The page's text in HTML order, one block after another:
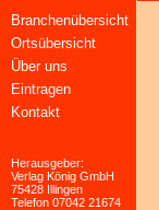
Branchenübersicht
Ortsübersicht
Über uns
Eintragen
Kontakt
Herausgeber:
Verlag König GmbH
75428 Illingen
Telefon 07042 21674